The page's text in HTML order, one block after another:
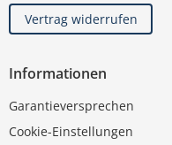
Vertrag widerrufen
Informationen
Garantieversprechen
Cookie-Einstellungen